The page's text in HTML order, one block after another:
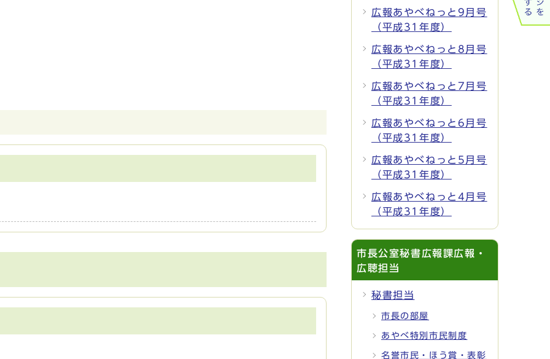
広報あやべねっと9月号
（平成31年度）
広報あやべねっと8月号
（平成31年度）
広報あやべねっと7月号
（平成31年度）
広報あやべねっと6月号
（平成31年度）
広報あやべねっと5月号
（平成31年度）
広報あやべねっと4月号
（平成31年度）
市長公室秘書広報課広報・
広聴担当
秘書担当
市長の部屋
あやべ特別市民制度
名誉市民・ほう賞・表彰